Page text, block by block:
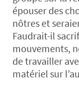
épouser des
nôtres et
Faudrait-il
mouvements,
de travailler
matériel sur